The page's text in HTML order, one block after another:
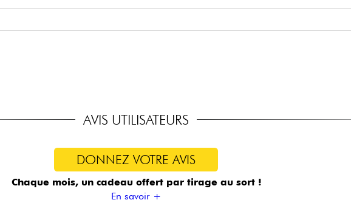
AVIS UTILISATEURS
DONNEZ VOTRE AVIS
Chaque mois, un cadeau offert par tirage au sort !
En savoir +